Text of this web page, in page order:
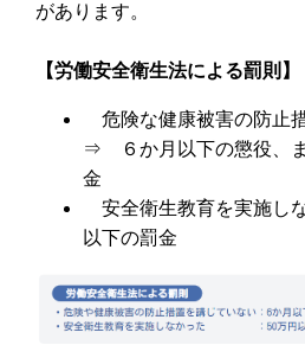
があります。
【労働安全衛生法による罰則】
危険な健康被害の防止
⇒ ６か月以下の懲役、
金
安全衛生教育を実施
以下の罰金